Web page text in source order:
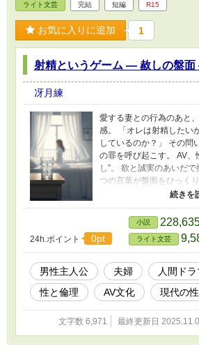
ライト文芸 完結 短編 R15
お気に入りに追加 1
射精というゲーム ― 赦しの盤
冴月練
愛する妻との行為のあと
感。 「オレは射精したい
しているのか？」 その問
の罪を呼び起こす。 AV、
し”。 欲と誠実のあいだ
つの言葉が盤面をひっく
ル、赦しは一手。 これは
は何か」を問う、静かな
本作には性的な行為の描
は心理的・倫理的テーマ
24h.ポイント
0pt
小説
ライト文芸
男性主人公 夫婦 人間ドラ
性と倫理
AV文化 現代の性
文字数 6,971 最終更新日